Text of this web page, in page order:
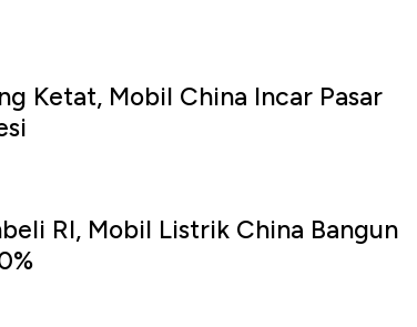
Ketat, Mobil China Incar Pasar
RI, Mobil Listrik China Bangun